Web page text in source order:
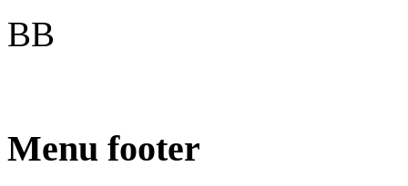
BB
Menu footer